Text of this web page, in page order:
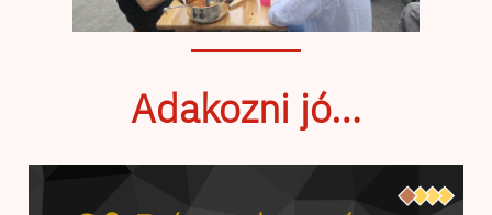
Adakozni jó…